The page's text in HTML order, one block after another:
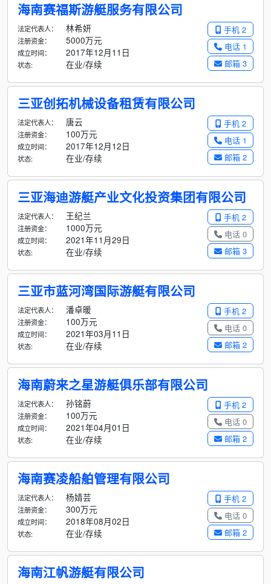
海南赛福斯游艇服务有限公司
手机 2
电话 1
邮箱 3
法定代表人： 林希妍
注册资金： 5000万元
成立时间： 2017年12月11日
状态: 在业/存续
三亚创拓机械设备租赁有限公司
手机 2
电话 1
邮箱 2
法定代表人： 唐云
注册资金： 100万元
成立时间： 2017年12月12日
状态: 在业/存续
三亚海迪游艇产业文化投资集团有限公司
手机 2
电话 0
邮箱 3
法定代表人： 王纪兰
注册资金： 1000万元
成立时间： 2021年11月29日
状态: 在业/存续
三亚市蓝河湾国际游艇有限公司
手机 2
电话 0
邮箱 2
法定代表人： 潘卓暖
注册资金： 100万元
成立时间： 2021年03月11日
状态: 在业/存续
海南蔚来之星游艇俱乐部有限公司
手机 2
电话 0
邮箱 2
法定代表人： 孙铭蔚
注册资金： 100万元
成立时间： 2021年04月01日
状态: 在业/存续
海南赛凌船舶管理有限公司
手机 2
电话 0
邮箱 2
法定代表人： 杨婧芸
注册资金： 300万元
成立时间： 2018年08月02日
状态: 在业/存续
海南江帆游艇有限公司